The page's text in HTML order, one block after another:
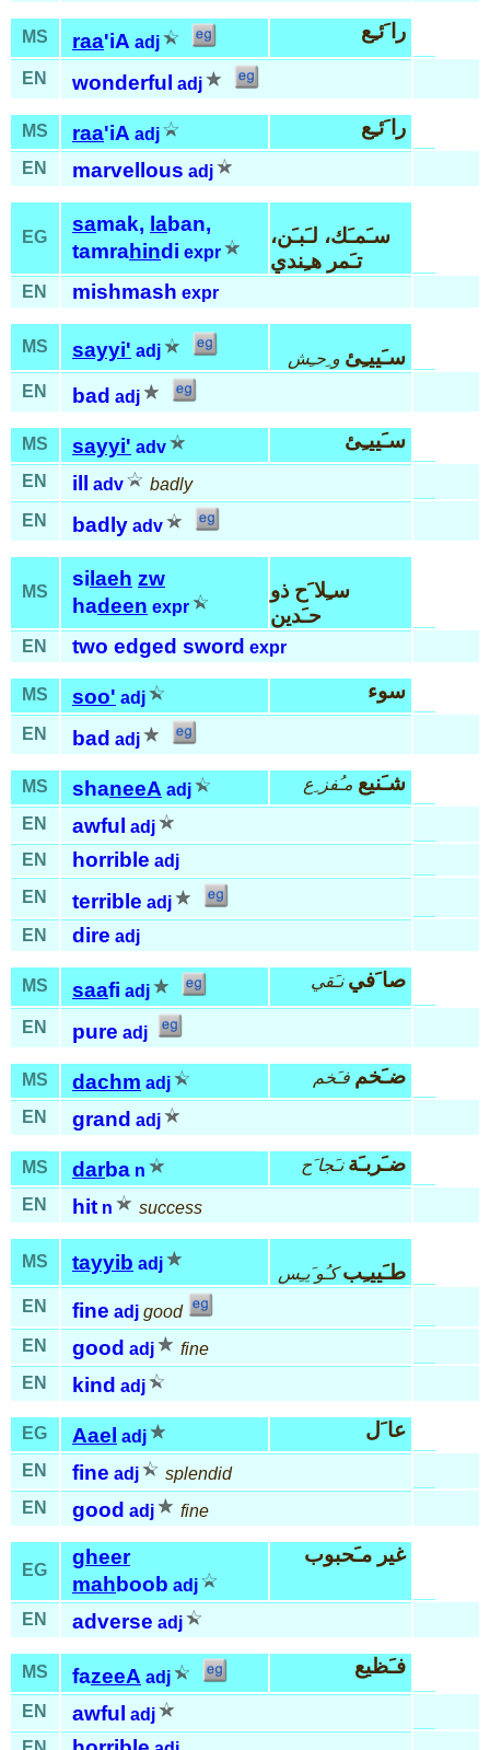
MS raa'iA adj را َئـِع
EN wonderful adj
MS raa'iA adj را َئـِع
EN marvellous adj
EG
samak, laban,
tamrahindi expr
سـَمـَك، لـَبـَن،
تـَمر هـِندي
EN mishmash expr
MS sayyi' adj سـَييـِئ و ِحـِش
EN
bad adj
MS sayyi' adv سـَييـِئ
EN ill adv
badly
EN
badly adv
MS
si laeh zw
hadeen expr
سـِلا َح ذو
حـَدين
EN two edged sword expr
MS soo' adj سوء
EN bad adj
MS shaneeA adj شـَنيع مـُفز ِع
EN awful adj
EN
horrible adj
EN
terrible adj
EN
dire adj
MS saafi adj صا َفي نـَقي
EN pure adj
MS dachm adj ضـَخم فـَخم
EN grand adj
MS darba n ضـَربـَة نـَجا َح
EN hit n success
MS tayyib adj طـَييـِب كـُو َيـِس
EN
fine adj good
EN
good adj
fine
EN
kind adj
EG Aael adj عا َل
EN fine adj
splendid
EN
good adj fine
EG
gheer
mahboob adj
غير مـَحبوب
EN adverse adj
MS fazeeA adj فـَظيع
EN awful adj